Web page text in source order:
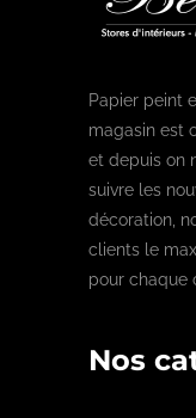
Papier peint
magasin est
et depuis on
suivre les
décoration,
clients le
pour chaque
Nos